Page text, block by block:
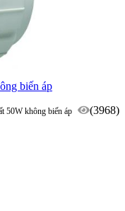
biến áp
(3968)
50W không biến áp